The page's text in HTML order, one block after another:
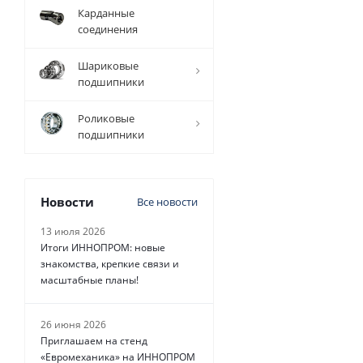
Фланец
Карданные
соединения
Шариковые
подшипники
Роликовые
подшипники
Новости Все новости
13 июля 2026
Итоги ИННОПРОМ: новые
знакомства, крепкие связи и
масштабные планы!
26 июня 2026
Приглашаем на стенд
«Евромеханика» на ИННОПРОМ